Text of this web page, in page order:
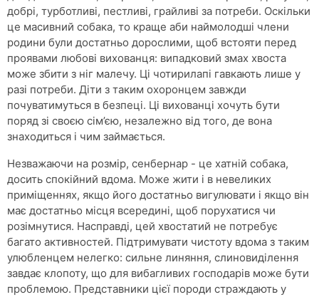
добрі, турботливі, пестливі, грайливі за потреби. Оскільки
це масивний собака, то краще аби наймолодші члени
родини були достатньо дорослими, щоб встояти перед
проявами любові вихованця: випадковий змах хвоста
може збити з ніг малечу. Ці чотирилапі гавкають лише у
разі потреби. Діти з таким охоронцем завжди
почуватимуться в безпеці. Ці вихованці хочуть бути
поряд зі своєю сім’єю, незалежно від того, де вона
знаходиться і чим займається.
Незважаючи на розмір, сенбернар - це хатній собака,
досить спокійний вдома. Може жити і в невеликих
приміщеннях, якщо його достатньо вигулювати і якщо він
має достатньо місця всередині, щоб порухатися чи
розімнутися. Насправді, цей хвостатий не потребує
багато активностей. Підтримувати чистоту вдома з таким
улюбленцем нелегко: сильне линяння, слиновиділення
завдає клопоту, що для вибагливих господарів може бути
проблемою. Представники цієї породи страждають у